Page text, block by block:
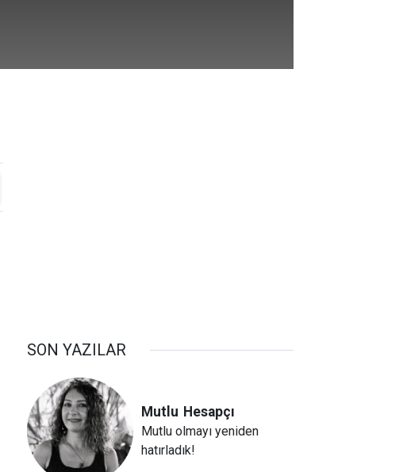
SON YAZILAR
Mutlu Hesapçı
Mutlu olmayı yeniden
hatırladık!